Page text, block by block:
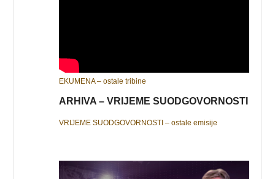
EKUMENA – ostale tribine
ARHIVA – VRIJEME SUODGOVORNOSTI
VRIJEME SUODGOVORNOSTI – ostale emisije